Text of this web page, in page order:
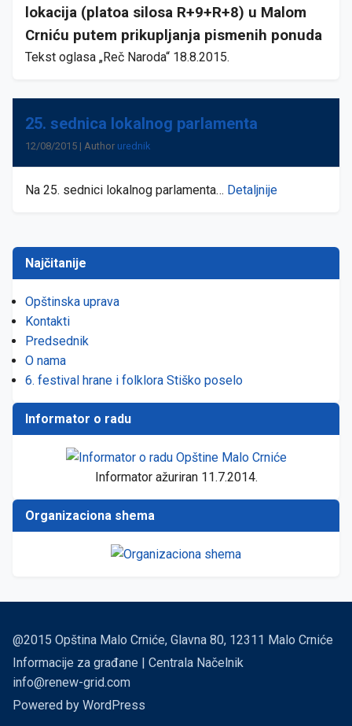
lokacija (platoa silosa R+9+R+8) u Malom
Crniću putem prikupljanja pismenih ponuda
Tekst oglasa „Reč Naroda“ 18.8.2015.
25. sednica lokalnog parlamenta
12/08/2015 | Author urednik
Na 25. sednici lokalnog parlamenta… Detaljnije
Najčitanije
Opštinska uprava
Kontakti
Predsednik
O nama
6. festival hrane i folklora Stiško poselo
Informator o radu
Informator ažuriran 11.7.2014.
Organizaciona shema
@2015 Opština Malo Crniće, Glavna 80, 12311 Malo Crniće
Informacije za građane | Centrala Načelnik
info@renew-grid.com
Powered by WordPress